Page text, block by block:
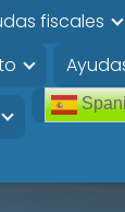
fiscales